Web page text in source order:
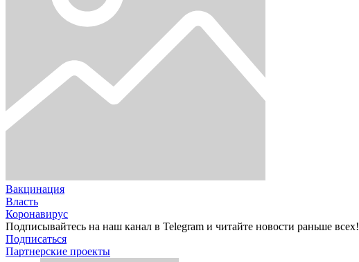
Вакцинация
Власть
Коронавирус
Подписывайтесь на наш канал в Telegram и читайте новости раньше всех!
Подписаться
Партнерские проекты